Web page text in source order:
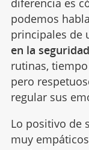
diferencia es
podemos
principales de
en la
rutinas,
pero
regular sus
Lo positivo de
muy